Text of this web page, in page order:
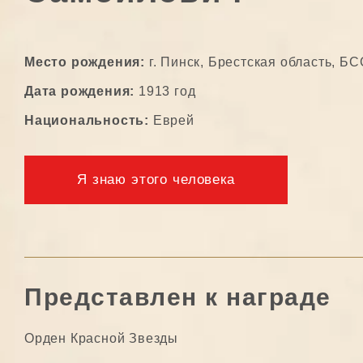
Место рождения: г. Пинск, Брестская область,
Дата рождения: 1913 год
Национальность: Еврей
Я знаю этого человека
Представлен к награде
Орден Красной Звезды